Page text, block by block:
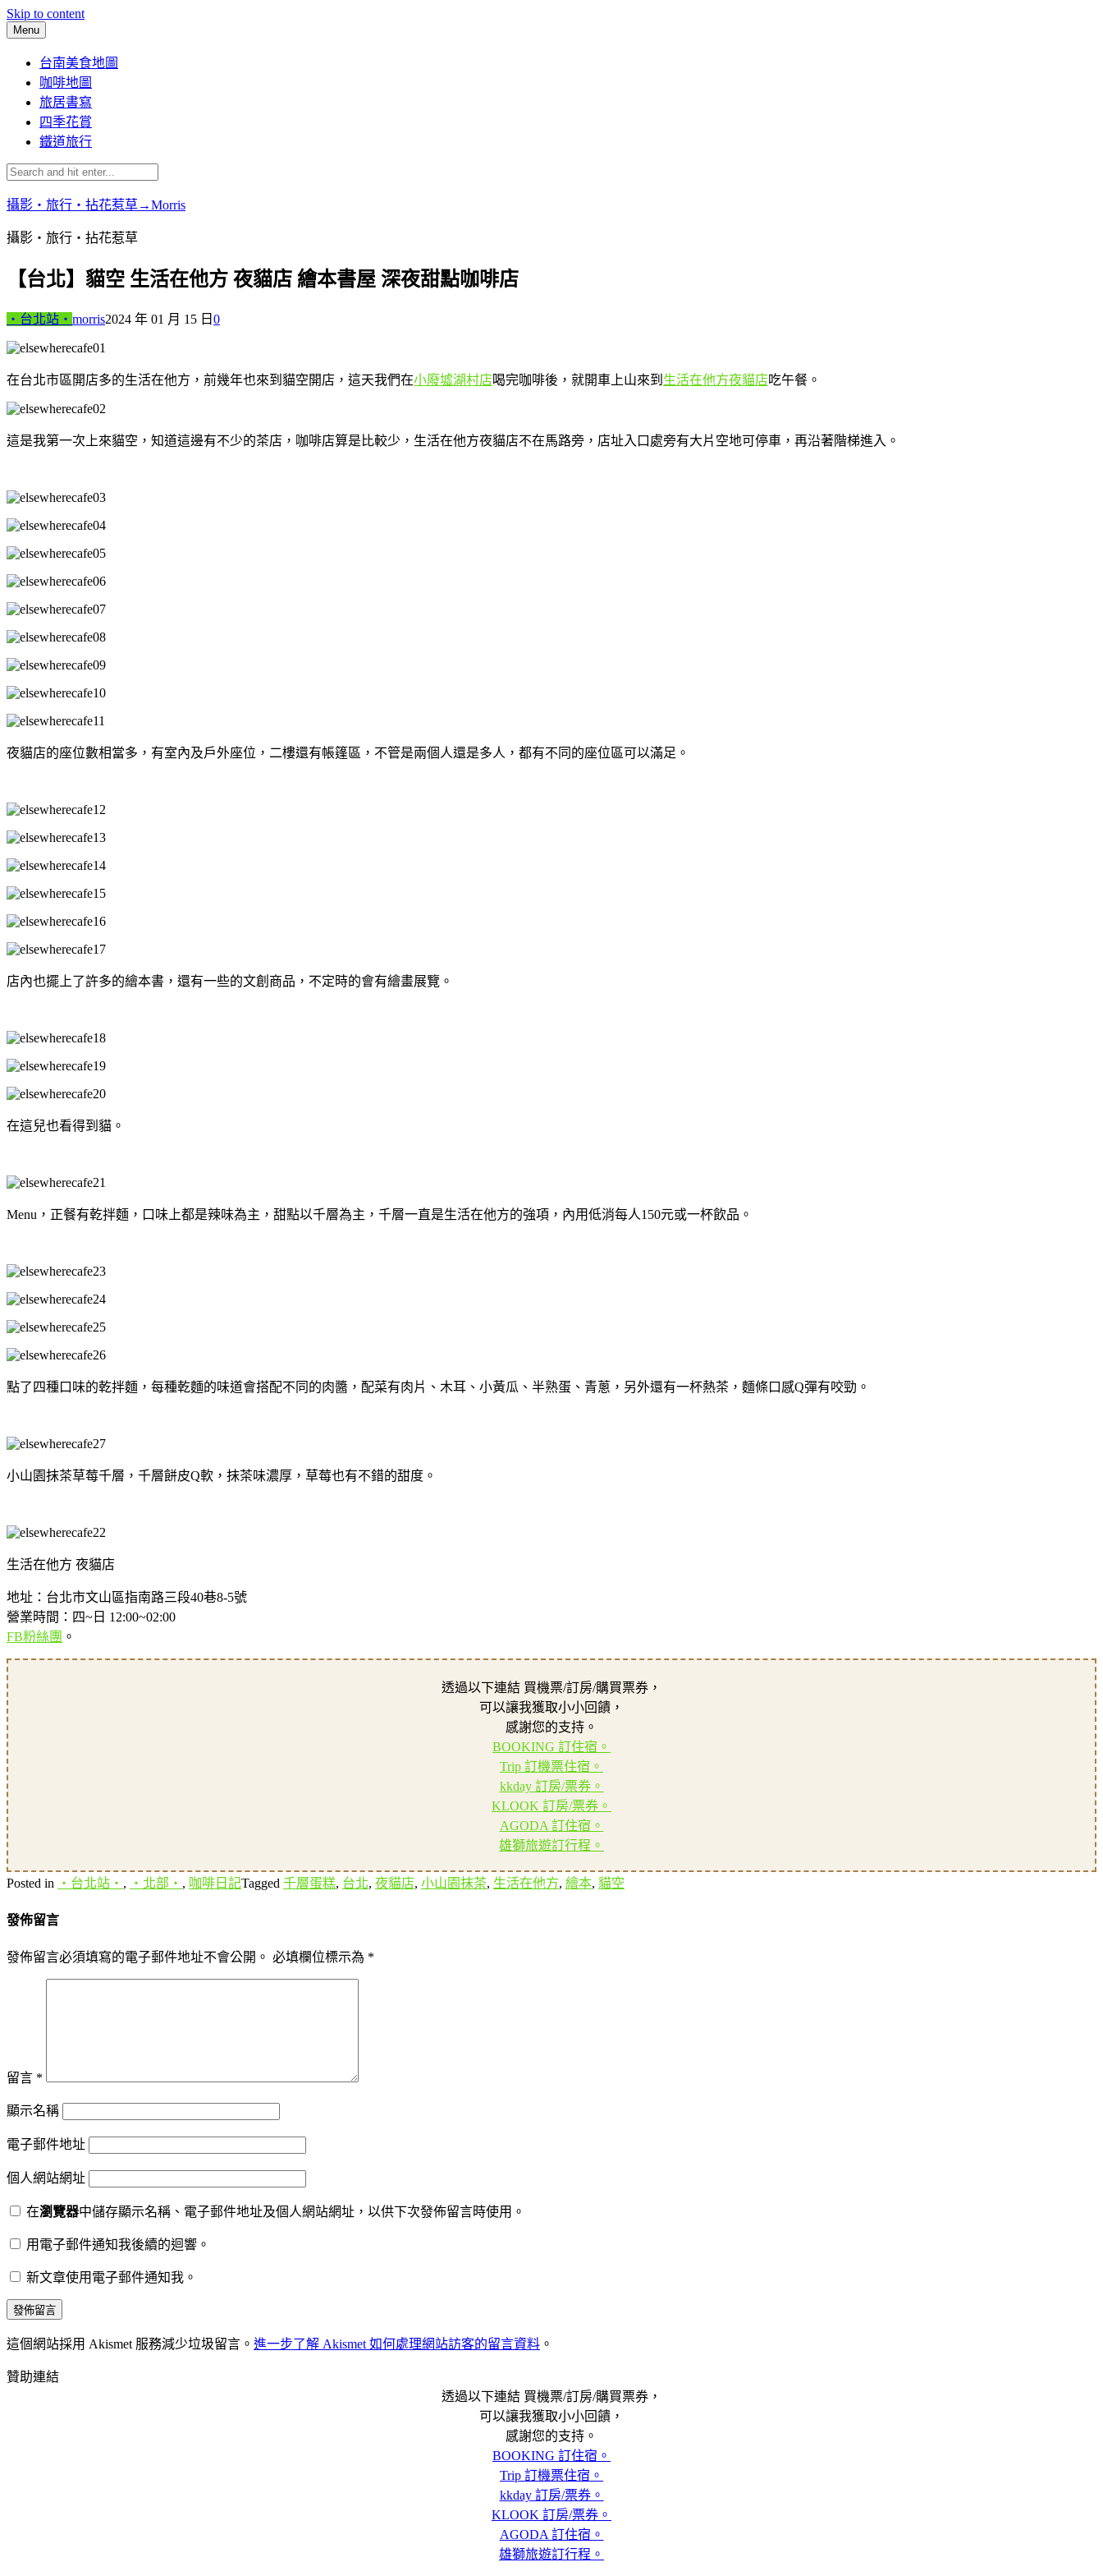
Skip to content
Menu
台南美食地圖
咖啡地圖
旅居書寫
四季花賞
鐵道旅行
攝影‧旅行‧拈花惹草→Morris
攝影‧旅行‧拈花惹草
【台北】貓空 生活在他方 夜貓店 繪本書屋 深夜甜點咖啡店
‧台北站‧ morris2024 年 01 月 15 日 0
在台北市區開店多的生活在他方，前幾年也來到貓空開店，這天我們在小廢墟湖村店喝完咖啡後，就開車上山來到 生活在他方夜貓店吃午餐。
這是我第一次上來貓空，知道這邊有不少的茶店，咖啡店算是比較少，生活在他方夜貓店不在馬路旁，店址入口處旁有大片空地可停車，再沿著階梯進入。
夜貓店的座位數相當多，有室內及戶外座位，二樓還有帳篷區，不管是兩個人還是多人，都有不同的座位區可以滿足。
店內也擺上了許多的繪本書，還有一些的文創商品，不定時的會有繪畫展覽。
在這兒也看得到貓。
Menu，正餐有乾拌麵，口味上都是辣味為主，甜點以千層為主，千層一直是生活在他方的強項，內用低消每人150元或一杯飲品。
點了四種口味的乾拌麵，每種乾麵的味道會搭配不同的肉醬，配菜有肉片、木耳、小黃瓜、半熟蛋、青蔥，另外還有一杯熱茶，麵條口感Q彈有咬勁。
小山園抹茶草莓千層，千層餅皮Q軟，抹茶味濃厚，草莓也有不錯的甜度。
生活在他方 夜貓店
地址：台北市文山區指南路三段40巷8-5號
營業時間：四~日 12:00~02:00
FB粉絲團 。
透過以下連結 買機票/訂房/購買票券，
可以讓我獲取小小回饋，
感謝您的支持。
BOOKING 訂住宿。
Trip 訂機票住宿。
kkday 訂房/票券。
KLOOK 訂房/票券。
AGODA 訂住宿。
雄獅旅遊訂行程。
Posted in ‧台北站‧ , ‧北部‧ , 咖啡日記Tagged 千層蛋糕, 台北, 夜貓店, 小山園抹茶, 生活在他方, 繪本, 貓空
發佈留言
發佈留言必須填寫的電子郵件地址不會公開。 必填欄位標示為 *
留言 *
顯示名稱
電子郵件地址
個人網站網址
在瀏覽器中儲存顯示名稱、電子郵件地址及個人網站網址，以供下次發佈留言時使用。
用電子郵件通知我後續的迴響。
新文章使用電子郵件通知我。
這個網站採用 Akismet 服務減少垃圾留言。 進一步了解 Akismet 如何處理網站訪客的留言資料 。
贊助連結
透過以下連結 買機票/訂房/購買票券，
可以讓我獲取小小回饋，
感謝您的支持。
BOOKING 訂住宿。
Trip 訂機票住宿。
kkday 訂房/票券。
KLOOK 訂房/票券。
AGODA 訂住宿。
雄獅旅遊訂行程。